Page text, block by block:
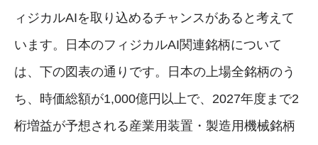
ィジカルAIを取り込めるチャンスがあると考えて
います。日本のフィジカルAI関連銘柄について
は、下の図表の通りです。日本の上場全銘柄のう
ち、時価総額が1,000億円以上で、2027年度まで2
桁増益が予想される産業用装置・製造用機械銘柄